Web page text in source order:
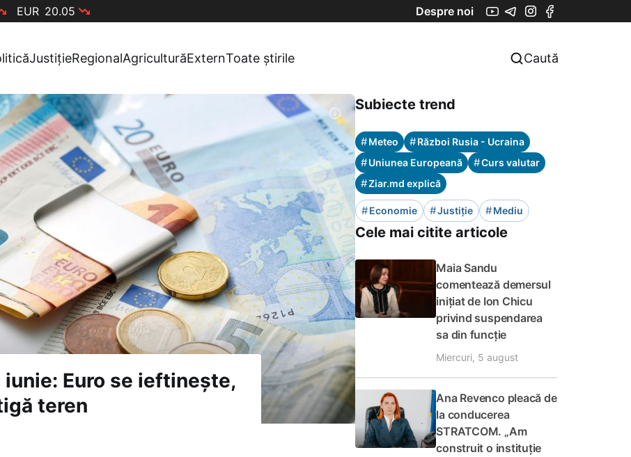
EUR 20.05 Despre noi
JustițieRegionalAgriculturăExternToate știrile Caută
Euro se ieftinește,
teren
Subiecte trend
#Meteo #Război Rusia - Ucraina
#Uniunea Europeană #Curs valutar
#Ziar.md explică
#Economie #Justiție #Mediu
Cele mai citite articole
Maia Sandu
comentează demersul
inițiat de Ion Chicu
privind suspendarea
sa din funcție
Miercuri, 5 august
Ana Revenco pleacă de
la conducerea
STRATCOM. „Am
construit o instituție